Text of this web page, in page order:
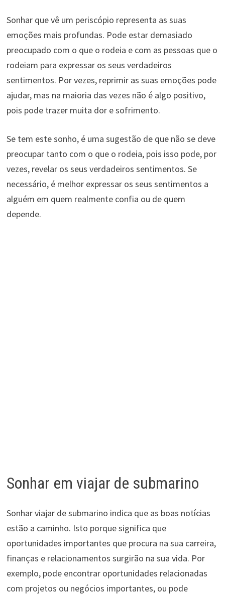
Sonhar que vê um periscópio representa as suas
emoções mais profundas. Pode estar demasiado
preocupado com o que o rodeia e com as pessoas que o
rodeiam para expressar os seus verdadeiros
sentimentos. Por vezes, reprimir as suas emoções pode
ajudar, mas na maioria das vezes não é algo positivo,
pois pode trazer muita dor e sofrimento.
Se tem este sonho, é uma sugestão de que não se deve
preocupar tanto com o que o rodeia, pois isso pode, por
vezes, revelar os seus verdadeiros sentimentos. Se
necessário, é melhor expressar os seus sentimentos a
alguém em quem realmente confia ou de quem
depende.
Sonhar em viajar de submarino
Sonhar viajar de submarino indica que as boas notícias
estão a caminho. Isto porque significa que
oportunidades importantes que procura na sua carreira,
finanças e relacionamentos surgirão na sua vida. Por
exemplo, pode encontrar oportunidades relacionadas
com projetos ou negócios importantes, ou pode